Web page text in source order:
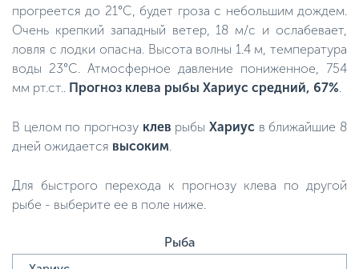
прогреется до 21°C, будет гроза с небольшим дождем.
Очень крепкий западный ветер, 18 м/с и ослабевает,
ловля с лодки опасна. Высота волны 1.4 м, температура
воды 23°C. Атмосферное давление пониженное, 754
мм рт.ст.. Прогноз клева рыбы Хариус средний, 67%.
В целом по прогнозу клев рыбыХариус в ближайшие 8
дней ожидается высоким.
Для быстрого перехода к прогнозу клева по другой
рыбе - выберите ее в поле ниже.
Рыба